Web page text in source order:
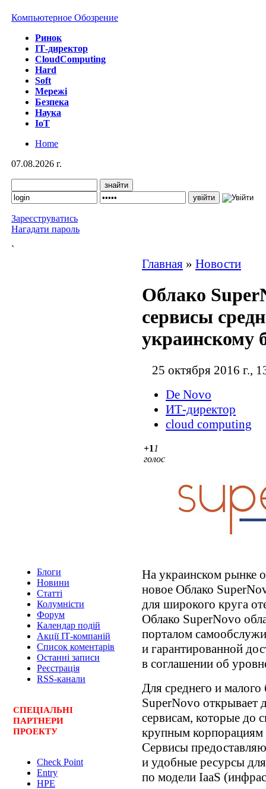
Компьютерное Обозрение
Ринок
IТ-директор
CloudComputing
Hard
Soft
Мережі
Безпека
Наука
IoT
Home
07.08.2026 г.
Зареєструватись
Нагадати пароль
`
Блоги
Новини
Статті
Колумністи
Форум
Календар подій
Акції ІТ-компаній
Список коментарів
Останні записи
Реєстрація
RSS-канали
СПЕЦІАЛЬНІ
ПАРТНЕРИ
ПРОЕКТУ
Check Point
Entry
HPE
Главная » Новости
Облако
сервисы
украинскому
25 октября 2016 г.,
De Novo
ИТ-директор
cloud computing
+1 1
голос
На украинском рынке
новое Облако
для широкого круга
Облако SuperNovo
порталом
и гарантированной
в соглашении об
Для среднего и
SuperNovo
сервисам, которые до
крупным
Сервисы
и удобные ресурсы
по модели IaaS